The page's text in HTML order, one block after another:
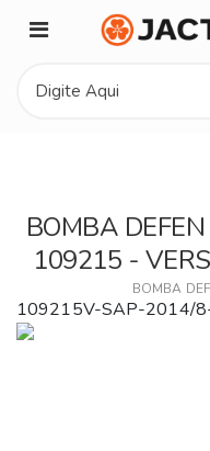
BOMBA
109215 -
BOMBA
109215V-SAP-2014/